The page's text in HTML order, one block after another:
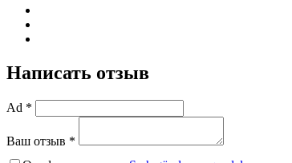
Написать отзыв
Ad *
Ваш отзыв *